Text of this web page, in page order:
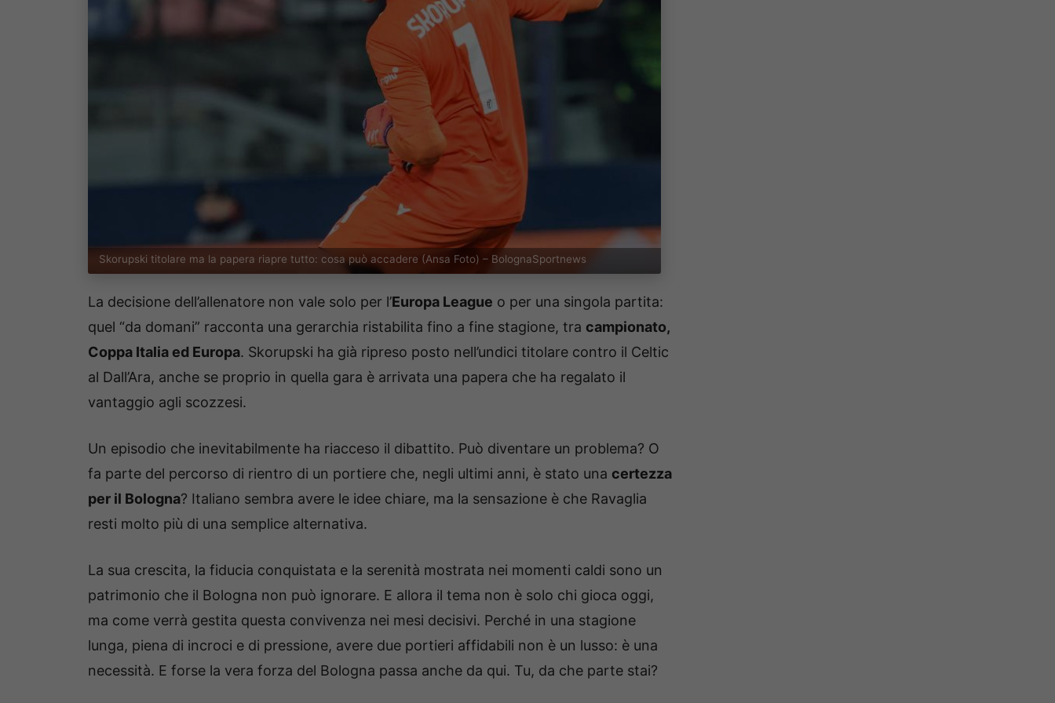
Skorupski titolare ma la papera riapre tutto: cosa può accadere (Ansa Foto) – BolognaSportnews
La decisione dell’allenatore non vale solo per l’Europa League o per una singola partita:
quel “da domani” racconta una gerarchia ristabilita fino a fine stagione, tra campionato,
Coppa Italia ed Europa. Skorupski ha già ripreso posto nell’undici titolare contro il Celtic
al Dall’Ara, anche se proprio in quella gara è arrivata una papera che ha regalato il
vantaggio agli scozzesi.
Un episodio che inevitabilmente ha riacceso il dibattito. Può diventare un problema? O
fa parte del percorso di rientro di un portiere che, negli ultimi anni, è stato una certezza
per il Bologna? Italiano sembra avere le idee chiare, ma la sensazione è che Ravaglia
resti molto più di una semplice alternativa.
La sua crescita, la fiducia conquistata e la serenità mostrata nei momenti caldi sono un
patrimonio che il Bologna non può ignorare. E allora il tema non è solo chi gioca oggi,
ma come verrà gestita questa convivenza nei mesi decisivi. Perché in una stagione
lunga, piena di incroci e di pressione, avere due portieri affidabili non è un lusso: è una
necessità. E forse la vera forza del Bologna passa anche da qui. Tu, da che parte stai?